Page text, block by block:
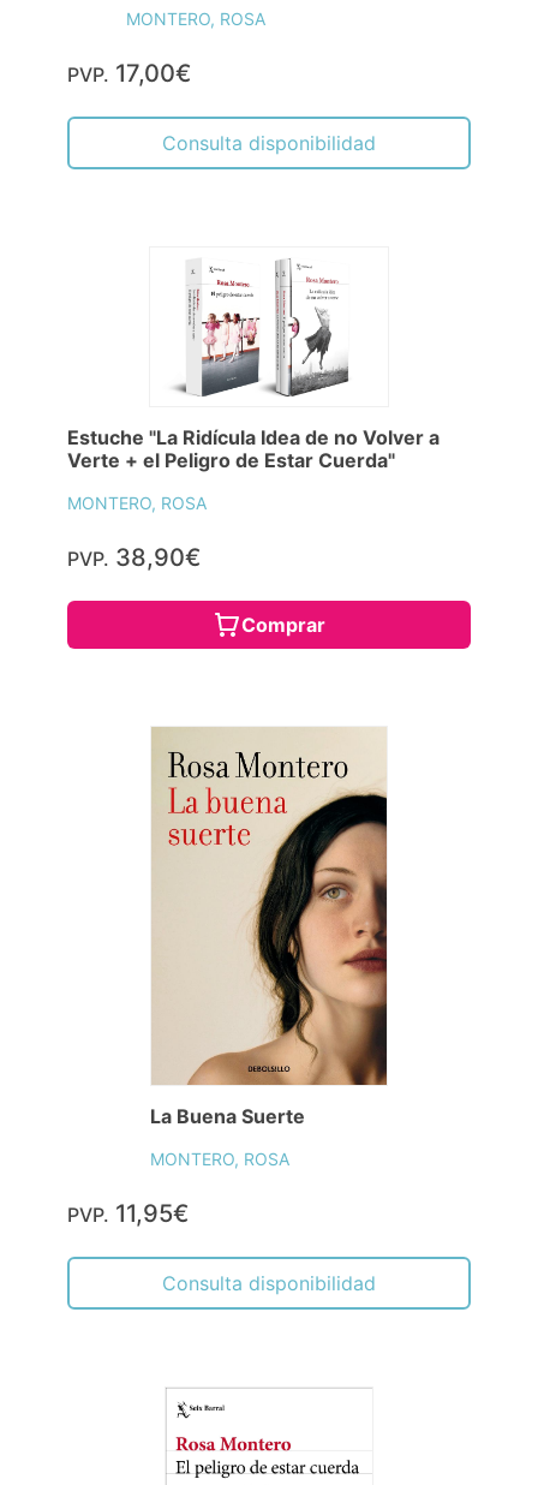
MONTERO, ROSA
PVP. 17,00€
Consulta disponibilidad
Estuche "La Ridícula Idea de no Volver a
Verte + el Peligro de Estar Cuerda"
MONTERO, ROSA
PVP. 38,90€
Comprar
La Buena Suerte
MONTERO, ROSA
PVP. 11,95€
Consulta disponibilidad